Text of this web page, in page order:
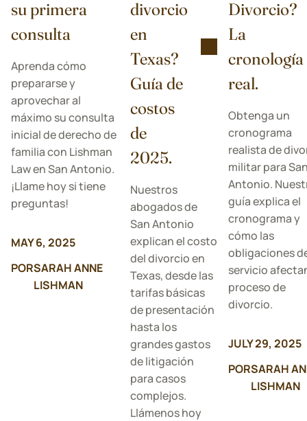
su primera
consulta
Aprenda cómo
prepararse y
aprovechar al
máximo su consulta
inicial de derecho de
familia con Lishman
Law en San Antonio.
¡Llame hoy si tiene
preguntas!
MAY 6, 2025
PORSARAH ANNE
LISHMAN
divorcio
en
Texas?
Guía de
costos
de
2025.
Nuestros
abogados de
San Antonio
explican el costo
del divorcio en
Texas, desde las
tarifas básicas
de presentación
hasta los
grandes gastos
de litigación
para casos
complejos.
Llámenos hoy
Divorcio?
La
cronología
real.
Obtenga un
cronograma
realista de
militar para
Antonio.
guía explica el
cronograma y
cómo las
obligaciones
servicio
proceso de
divorcio.
JULY 29, 2025
PORSARAH
LISHMAN